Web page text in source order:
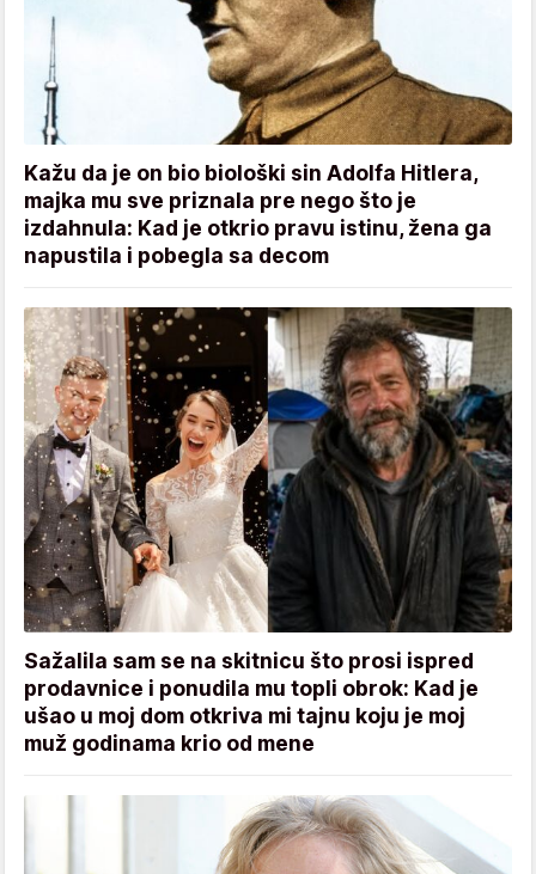
Kažu da je on bio biološki sin Adolfa Hitlera,
majka mu sve priznala pre nego što je
izdahnula: Kad je otkrio pravu istinu, žena ga
napustila i pobegla sa decom
Sažalila sam se na skitnicu što prosi ispred
prodavnice i ponudila mu topli obrok: Kad je
ušao u moj dom otkriva mi tajnu koju je moj
muž godinama krio od mene